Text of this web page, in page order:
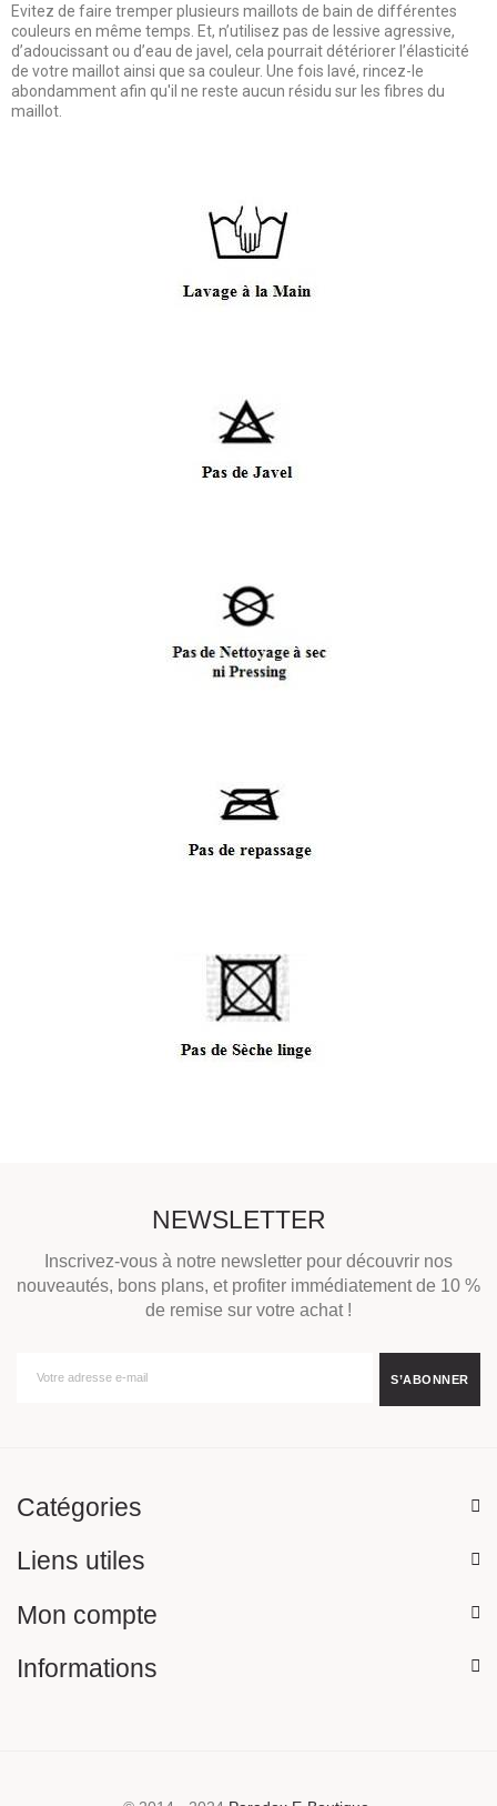
Evitez de faire tremper plusieurs maillots de bain de différentes
couleurs en même temps. Et, n’utilisez pas de lessive agressive,
d’adoucissant ou d’eau de javel, cela pourrait détériorer l’élasticité
de votre maillot ainsi que sa couleur. Une fois lavé, rincez-le
abondamment afin qu'il ne reste aucun résidu sur les fibres du
maillot.
NEWSLETTER
Inscrivez-vous à notre newsletter pour découvrir nos
nouveautés, bons plans, et profiter immédiatement de 10 %
de remise sur votre achat !
Catégories
Liens utiles
Mon compte
Informations